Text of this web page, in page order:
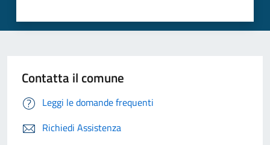
Contatta il comune
Leggi le domande frequenti
Richiedi Assistenza